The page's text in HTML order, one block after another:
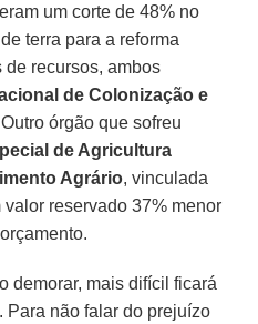
um corte de 48% no
terra para a reforma
de recursos, ambos
de Colonização e
Outro órgão que sofreu
de Agricultura
Agrário, vinculada
valor reservado 37% menor
demorar, mais difícil ficará
Para não falar do prejuízo